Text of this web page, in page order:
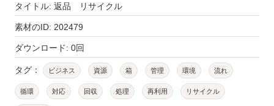
タイトル: 返品 リサイクル
素材のID: 202479
ダウンロード: 0回
タグ： ビジネス 資源 箱 管理 環境 流れ
循環 対応 回収 処理 再利用 リサイクル